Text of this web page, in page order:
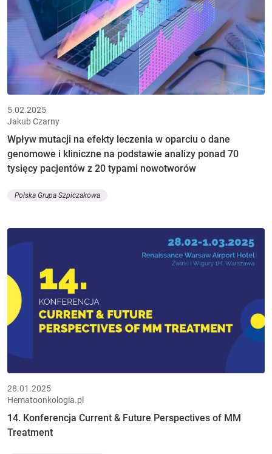
5.02.2025
Jakub Czarny
Wpływ mutacji na efekty leczenia w oparciu o dane
genomowe i kliniczne na podstawie analizy ponad 70
tysięcy pacjentów z 20 typami nowotworów
Polska Grupa Szpiczakowa
28.01.2025
Hematoonkologia.pl
14. Konferencja Current & Future Perspectives of MM
Treatment